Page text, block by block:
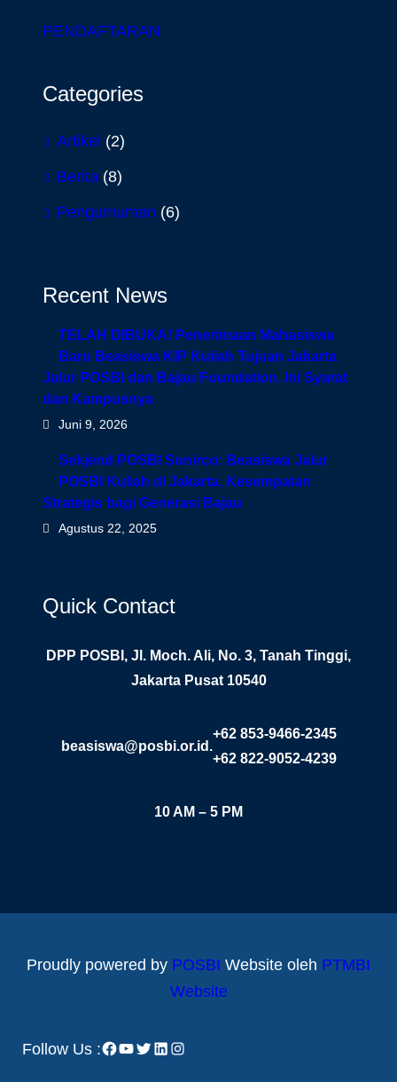
PENDAFTARAN
Categories
Artikel (2)
Berita (8)
Pengumuman (6)
Recent News
TELAH DIBUKA! Penerimaan Mahasiswa
Baru Beasiswa KIP Kuliah Tujuan Jakarta
Jalur POSBI dan Bajau Foundation. Ini Syarat
dan Kampusnya
Juni 9, 2026
Sekjend POSBI Sunirco: Beasiswa Jalur
POSBI Kuliah di Jakarta, Kesempatan
Strategis bagi Generasi Bajau
Agustus 22, 2025
Quick Contact
DPP POSBI, Jl. Moch. Ali, No. 3, Tanah Tinggi,
Jakarta Pusat 10540
beasiswa@posbi.or.id.
+62 853-9466-2345
+62 822-9052-4239
10 AM – 5 PM
Proudly powered by POSBI Website oleh PTMBI
Website
Follow Us :Facebook
YouTube
Twitter
LinkedIn
Instagram